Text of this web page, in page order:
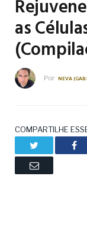
as
Por NEVA
COMPARTILHE
Email